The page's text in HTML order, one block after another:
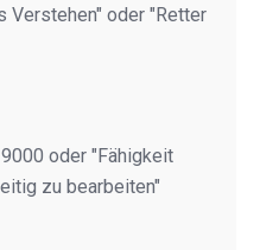
Verstehen" oder "Retter
oder "Fähigkeit
zu bearbeiten"